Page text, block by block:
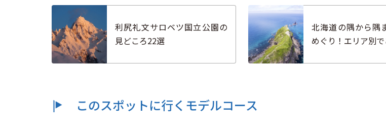
利尻礼文サロベツ国立公園の
見どころ22選
北海道の隅から隅
めぐり！エリア別
このスポットに行くモデルコース